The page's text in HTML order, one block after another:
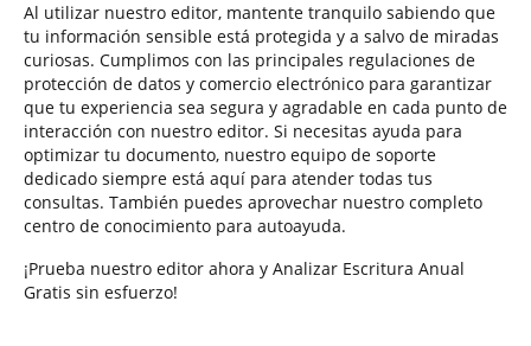
Al utilizar nuestro editor, mantente tranquilo sabiendo que
tu información sensible está protegida y a salvo de miradas
curiosas. Cumplimos con las principales regulaciones de
protección de datos y comercio electrónico para garantizar
que tu experiencia sea segura y agradable en cada punto de
interacción con nuestro editor. Si necesitas ayuda para
optimizar tu documento, nuestro equipo de soporte
dedicado siempre está aquí para atender todas tus
consultas. También puedes aprovechar nuestro completo
centro de conocimiento para autoayuda.
¡Prueba nuestro editor ahora y Analizar Escritura Anual
Gratis sin esfuerzo!